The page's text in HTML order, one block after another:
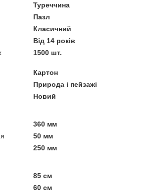
Туреччина
Пазл
Класичний
Від 14 років
1500 шт.
Картон
Природа і пейзажі
Новий
360 мм
50 мм
250 мм
85 см
60 см